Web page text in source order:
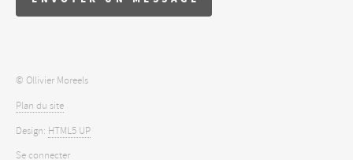
© Ollivier Moreels
Plan du site
Design: HTML5 UP
Se connecter